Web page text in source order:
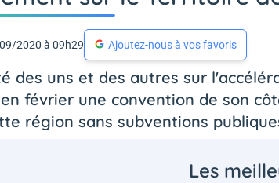
2020 à 09h29 Ajoutez-nous à vos favoris
uns et des autres sur
février une convention de son
région sans subventions
Les